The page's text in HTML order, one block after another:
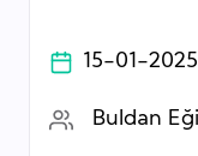
15-01-2025